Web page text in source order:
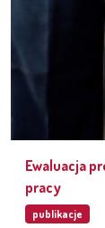
Ewaluacja
pracy
publikacje